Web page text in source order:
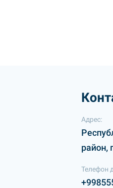
Адрес:
район,
Телефон